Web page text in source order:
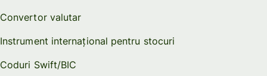
Convertor valutar
Instrument internațional pentru stocuri
Coduri Swift/BIC